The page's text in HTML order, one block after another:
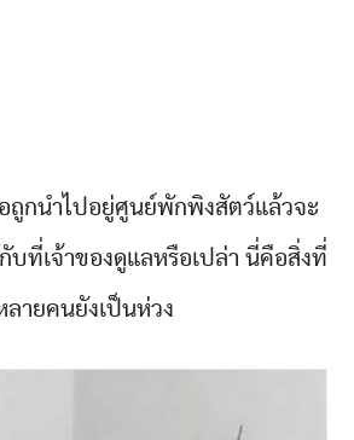
ถูกนำไปอยู่ศูนย์พักพิงสัตว์แล้วจะ
บที่เจ้าของดูแลหรือเปล่า นี่คือสิ่งที่
ลายคนยังเป็นห่วง